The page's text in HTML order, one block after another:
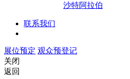
沙特阿拉伯
联系我们
展位预定 观众预登记
关闭
返回